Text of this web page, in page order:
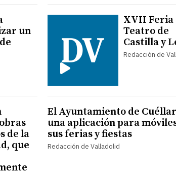
un
XVII Feria
Teatro de
Castilla y
Redacción de
de la
que
El Ayuntamiento de
una aplicación para
sus ferias y fiestas
Redacción de Valladolid